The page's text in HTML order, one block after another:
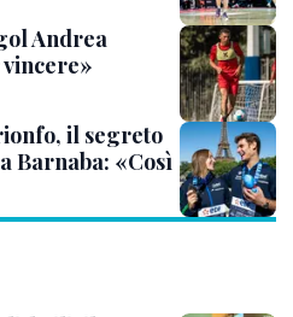
Andrea
il segreto
Barnaba: «Così